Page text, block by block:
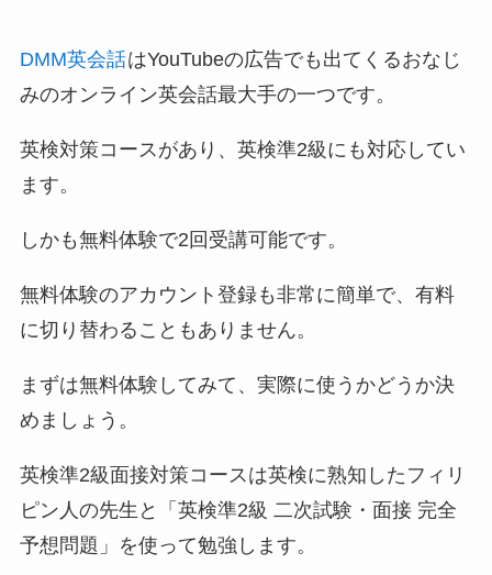
DMM英会話はYouTubeの広告でも出てくるおなじ
みのオンライン英会話最大手の一つです。
英検対策コースがあり、英検準2級にも対応してい
ます。
しかも無料体験で2回受講可能です。
無料体験のアカウント登録も非常に簡単で、有料
に切り替わることもありません。
まずは無料体験してみて、実際に使うかどうか決
めましょう。
英検準2級面接対策コースは英検に熟知したフィリ
ピン人の先生と「英検準2級 二次試験・面接 完全
予想問題」を使って勉強します。